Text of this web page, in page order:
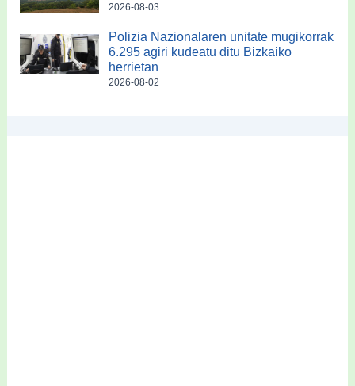
2026-08-03
Polizia Nazionalaren unitate mugikorrak
6.295 agiri kudeatu ditu Bizkaiko
herrietan
2026-08-02